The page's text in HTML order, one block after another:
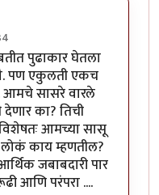
पुढाकार घेतला
पण एकुलती एकच
सासरे वारले
देणार का? तिची
आमच्या सासू
लोकं काय म्हणतील?
जबाबदारी पार
आणि परंपरा ....